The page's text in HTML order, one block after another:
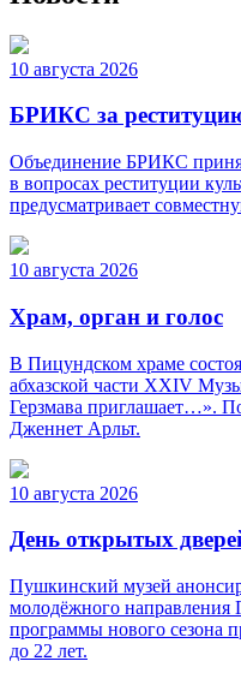
10 августа 2026
БРИКС за
Объединение БРИКС
в вопросах реституции
предусматривает
10 августа 2026
Храм, орган и голос
В Пицундском храме
абхазской части XXIV
Герзмава приглашает…».
Дженнет Арльт.
10 августа 2026
День открытых
Пушкинский музей
молодёжного направления
программы нового сезона
до 22 лет.